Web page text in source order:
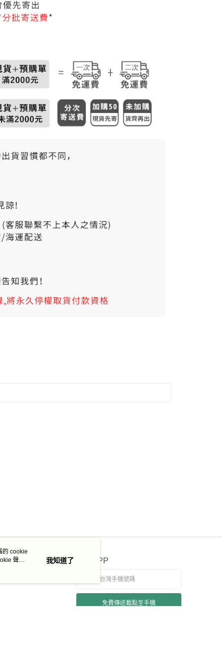
官方APP
免費傳送載點至手機
的 cookie
聲明
我知道了